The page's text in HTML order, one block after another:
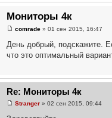
Мониторы 4к
comrade» 01 сен 2015, 16:47
День добрый, подскажите.
что это оптимальный
Re: Мониторы 4к
Stranger» 02 сен 2015, 09:44